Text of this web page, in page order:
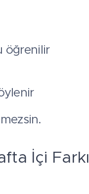
öğrenilir
İçi Farkı